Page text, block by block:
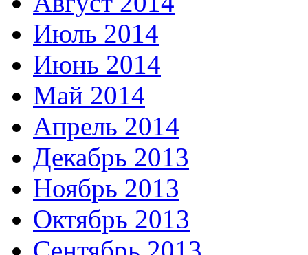
Июль 2014
Июнь 2014
Май 2014
Апрель 2014
Декабрь 2013
Ноябрь 2013
Октябрь 2013